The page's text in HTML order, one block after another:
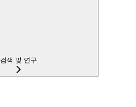
검색 및 연구